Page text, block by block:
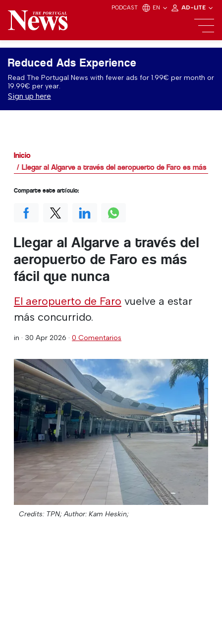
PODCAST EN AD-LITE
Reduced Ads Experience
Read The Portugal News with fewer ads for 1.99€ per month or
19.99€ per year.
Sign up here
Inicio
Llegar al Algarve a través del aeropuerto de Faro es más
Llegar al Algarve a través del
aeropuerto de Faro es más
fácil que nunca
El aeropuerto de Faro vuelve a estar
más concurrido.
in · 30 Apr 2026 · 0 Comentarios
Credits: TPN; Author: Kam Heskin;
Comparte este artículo: